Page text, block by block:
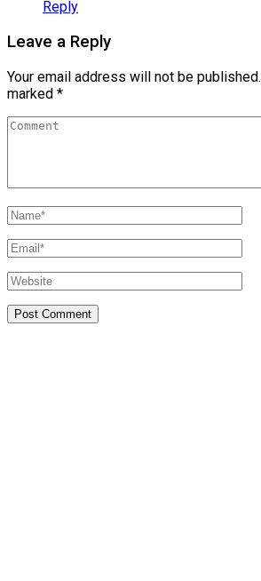
Reply
Leave a Reply
Your email address will not be published.
marked *